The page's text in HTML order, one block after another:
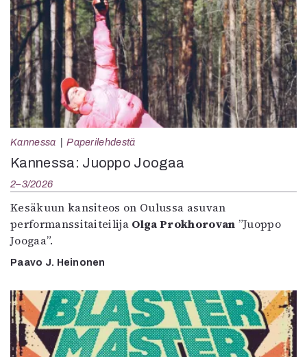
Kannessa Paperilehdestä
Kannessa: Juoppo Joogaa
2–3/2026
Kesäkuun kansiteos on Oulussa asuvan
performanssitaiteilija Olga Prokhorovan ”Juoppo
Joogaa”.
Paavo J. Heinonen